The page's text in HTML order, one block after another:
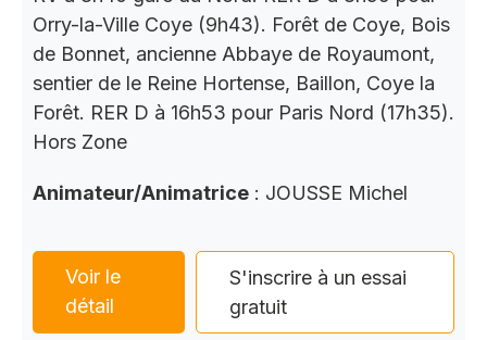
Orry-la-Ville Coye (9h43). Forêt de Coye, Bois
de Bonnet, ancienne Abbaye de Royaumont,
sentier de le Reine Hortense, Baillon, Coye la
Forêt. RER D à 16h53 pour Paris Nord (17h35).
Hors Zone
Animateur/Animatrice : JOUSSE Michel
Voir le
détail
S'inscrire à un essai
gratuit